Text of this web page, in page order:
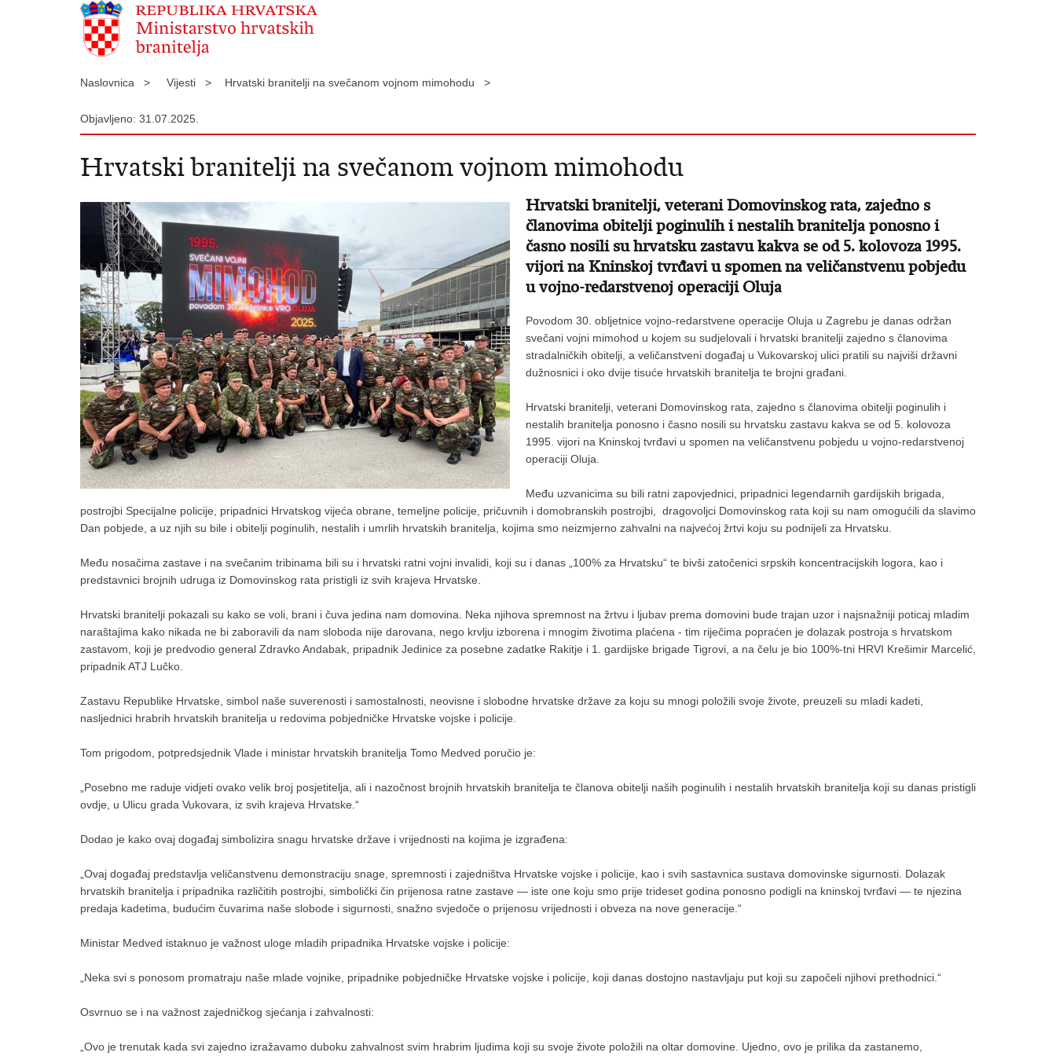
Naslovnica > Vijesti > Hrvatski branitelji na svečanom vojnom mimohodu >
Objavljeno: 31.07.2025.
Hrvatski branitelji na svečanom vojnom mimohodu
Hrvatski branitelji, veterani Domovinskog rata, zajedno s
članovima obitelji poginulih i nestalih branitelja ponosno i
časno nosili su hrvatsku zastavu kakva se od 5. kolovoza 1995.
vijori na Kninskoj tvrđavi u spomen na veličanstvenu pobjedu
u vojno-redarstvenoj operaciji Oluja
Povodom 30. obljetnice vojno-redarstvene operacije Oluja u Zagrebu je danas održan
svečani vojni mimohod u kojem su sudjelovali i hrvatski branitelji zajedno s članovima
stradalničkih obitelji, a veličanstveni događaj u Vukovarskoj ulici pratili su najviši državni
dužnosnici i oko dvije tisuće hrvatskih branitelja te brojni građani.
Hrvatski branitelji, veterani Domovinskog rata, zajedno s članovima obitelji poginulih i
nestalih branitelja ponosno i časno nosili su hrvatsku zastavu kakva se od 5. kolovoza
1995. vijori na Kninskoj tvrđavi u spomen na veličanstvenu pobjedu u vojno-redarstvenoj
operaciji Oluja.
Među uzvanicima su bili ratni zapovjednici, pripadnici legendarnih gardijskih brigada,
postrojbi Specijalne policije, pripadnici Hrvatskog vijeća obrane, temeljne policije, pričuvnih i domobranskih postrojbi, dragovoljci Domovinskog rata koji su nam omogućili da slavimo
Dan pobjede, a uz njih su bile i obitelji poginulih, nestalih i umrlih hrvatskih branitelja, kojima smo neizmjerno zahvalni na najvećoj žrtvi koju su podnijeli za Hrvatsku.
Među nosačima zastave i na svečanim tribinama bili su i hrvatski ratni vojni invalidi, koji su i danas „100% za Hrvatsku“ te bivši zatočenici srpskih koncentracijskih logora, kao i
predstavnici brojnih udruga iz Domovinskog rata pristigli iz svih krajeva Hrvatske.
Hrvatski branitelji pokazali su kako se voli, brani i čuva jedina nam domovina. Neka njihova spremnost na žrtvu i ljubav prema domovini bude trajan uzor i najsnažniji poticaj mladim
naraštajima kako nikada ne bi zaboravili da nam sloboda nije darovana, nego krvlju izborena i mnogim životima plaćena - tim riječima popraćen je dolazak postroja s hrvatskom
zastavom, koji je predvodio general Zdravko Andabak, pripadnik Jedinice za posebne zadatke Rakitje i 1. gardijske brigade Tigrovi, a na čelu je bio 100%-tni HRVI Krešimir Marcelić,
pripadnik ATJ Lučko.
Zastavu Republike Hrvatske, simbol naše suverenosti i samostalnosti, neovisne i slobodne hrvatske države za koju su mnogi položili svoje živote, preuzeli su mladi kadeti,
nasljednici hrabrih hrvatskih branitelja u redovima pobjedničke Hrvatske vojske i policije.
Tom prigodom, potpredsjednik Vlade i ministar hrvatskih branitelja Tomo Medved poručio je:
„Posebno me raduje vidjeti ovako velik broj posjetitelja, ali i nazočnost brojnih hrvatskih branitelja te članova obitelji naših poginulih i nestalih hrvatskih branitelja koji su danas pristigli
ovdje, u Ulicu grada Vukovara, iz svih krajeva Hrvatske.“
Dodao je kako ovaj događaj simbolizira snagu hrvatske države i vrijednosti na kojima je izgrađena:
„Ovaj događaj predstavlja veličanstvenu demonstraciju snage, spremnosti i zajedništva Hrvatske vojske i policije, kao i svih sastavnica sustava domovinske sigurnosti. Dolazak
hrvatskih branitelja i pripadnika različitih postrojbi, simbolički čin prijenosa ratne zastave — iste one koju smo prije trideset godina ponosno podigli na kninskoj tvrđavi — te njezina
predaja kadetima, budućim čuvarima naše slobode i sigurnosti, snažno svjedoče o prijenosu vrijednosti i obveza na nove generacije.“
Ministar Medved istaknuo je važnost uloge mladih pripadnika Hrvatske vojske i policije:
„Neka svi s ponosom promatraju naše mlade vojnike, pripadnike pobjedničke Hrvatske vojske i policije, koji danas dostojno nastavljaju put koji su započeli njihovi prethodnici.“
Osvrnuo se i na važnost zajedničkog sjećanja i zahvalnosti:
„Ovo je trenutak kada svi zajedno izražavamo duboku zahvalnost svim hrabrim ljudima koji su svoje živote položili na oltar domovine. Ujedno, ovo je prilika da zastanemo,